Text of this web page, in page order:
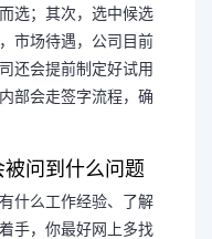
选；其次，选中候选
市场待遇，公司目前
还会提前制定好试用
部会走签字流程，确
问到什么问题
什么工作经验、了解
手，你最好网上多找